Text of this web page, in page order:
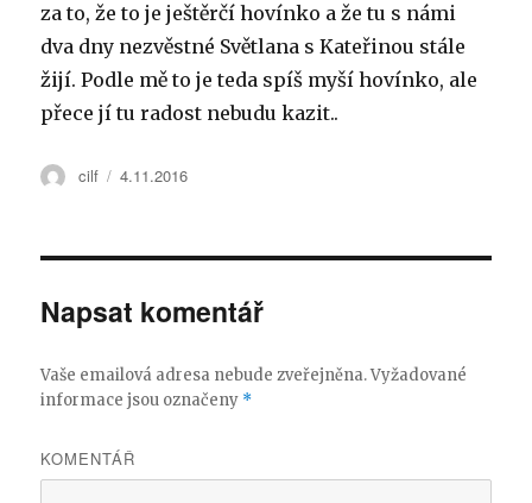
za to, že to je ještěrčí hovínko a že tu s námi
dva dny nezvěstné Světlana s Kateřinou stále
žijí. Podle mě to je teda spíš myší hovínko, ale
přece jí tu radost nebudu kazit..
Autor:
cilf Publikováno:
4.11.2016
Napsat komentář
Vaše emailová adresa nebude zveřejněna.Vyžadované
informace jsou označeny *
KOMENTÁŘ